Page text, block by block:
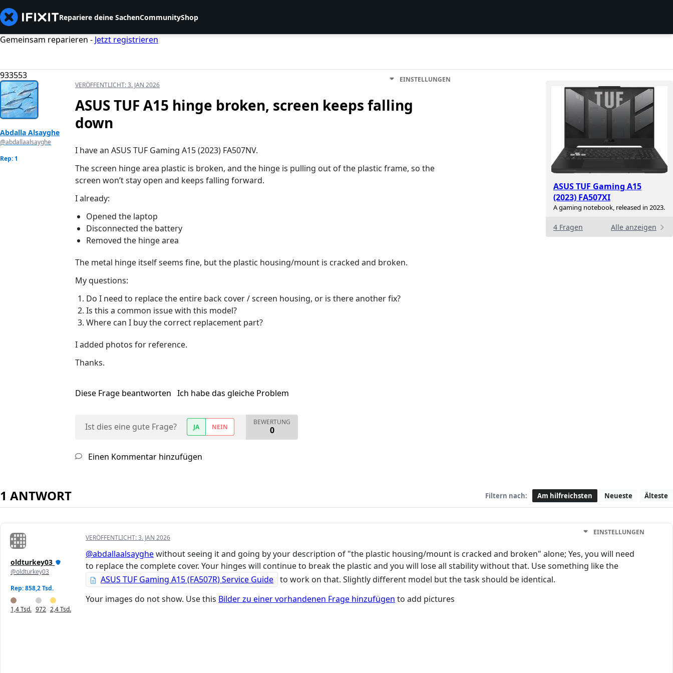
Repariere deine SachenCommunityShop
Gemeinsam reparieren - Jetzt registrieren
933553
ASUS TUF Gaming A15
(2023) FA507XI
A gaming notebook, released in 2023.
4 Fragen Alle anzeigen
Abdalla Alsayghe
@abdallaalsayghe
Rep: 1
VERÖFFENTLICHT:3. JAN 2026
EINSTELLUNGEN
ASUS TUF A15 hinge broken, screen keeps falling
down
I have an ASUS TUF Gaming A15 (2023) FA507NV.
The screen hinge area plastic is broken, and the hinge is pulling out of the plastic frame, so the
screen won’t stay open and keeps falling forward.
I already:
Opened the laptop
Disconnected the battery
Removed the hinge area
The metal hinge itself seems fine, but the plastic housing/mount is cracked and broken.
My questions:
Do I need to replace the entire back cover / screen housing, or is there another fix?
Is this a common issue with this model?
Where can I buy the correct replacement part?
I added photos for reference.
Thanks.
Diese Frage beantworten Ich habe das gleiche Problem
Ist dies eine gute Frage? JA NEIN
BEWERTUNG
0
Einen Kommentar hinzufügen
1 ANTWORT Filtern nach: Am hilfreichsten Neueste Älteste
oldturkey03
@oldturkey03
Rep: 858,2 Tsd.
1,4 Tsd. 972 2,4 Tsd.
VERÖFFENTLICHT:3. JAN 2026
EINSTELLUNGEN
@abdallaalsayghewithout seeing it and going by your description of "the plastic housing/mount is cracked and broken" alone; Yes, you will need
to replace the complete cover. Your hinges will continue to break the plastic and you will lose all stability without that. Use something like the
ASUS TUF Gaming A15 (FA507R) Service Guide to work on that. Slightly different model but the task should be identical.
Your images do not show. Use this Bilder zu einer vorhandenen Frage hinzufügen to add pictures